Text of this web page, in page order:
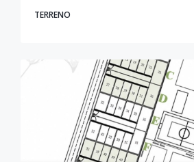
TERRENO